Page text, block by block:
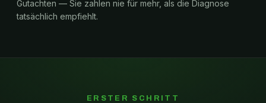
Gutachten — Sie zahlen nie für mehr, als die Diagnose
tatsächlich empfiehlt.
ERSTER SCHRITT